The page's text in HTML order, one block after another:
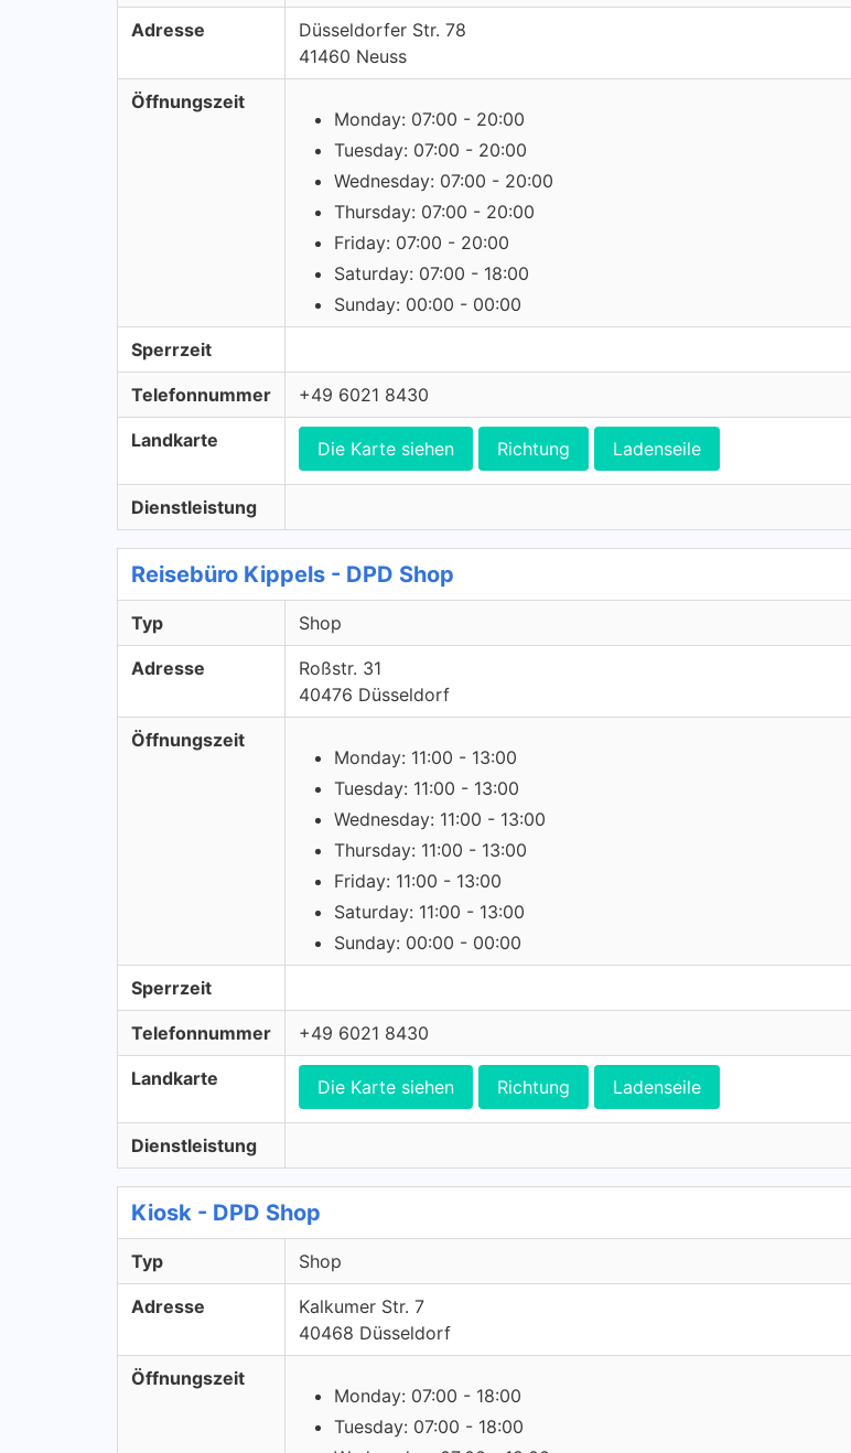
Adresse
Düsseldorfer Str. 78
41460 Neuss
Öffnungszeit
Monday: 07:00 - 20:00
Tuesday: 07:00 - 20:00
Wednesday: 07:00 - 20:00
Thursday: 07:00 - 20:00
Friday: 07:00 - 20:00
Saturday: 07:00 - 18:00
Sunday: 00:00 - 00:00
Sperrzeit
Telefonnummer +49 6021 8430
Landkarte Die Karte siehen Richtung Ladenseile
Dienstleistung
Reisebüro Kippels - DPD Shop
Typ Shop
Adresse
Roßstr. 31
40476 Düsseldorf
Öffnungszeit
Monday: 11:00 - 13:00
Tuesday: 11:00 - 13:00
Wednesday: 11:00 - 13:00
Thursday: 11:00 - 13:00
Friday: 11:00 - 13:00
Saturday: 11:00 - 13:00
Sunday: 00:00 - 00:00
Sperrzeit
Telefonnummer +49 6021 8430
Landkarte Die Karte siehen Richtung Ladenseile
Dienstleistung
Kiosk - DPD Shop
Typ Shop
Adresse
Kalkumer Str. 7
40468 Düsseldorf
Öffnungszeit
Monday: 07:00 - 18:00
Tuesday: 07:00 - 18:00